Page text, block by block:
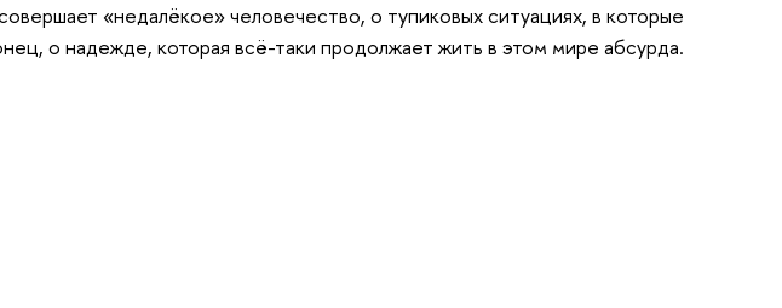
«недалёкое» человечество, о тупиковых ситуациях, в которые
о надежде, которая всё-таки продолжает жить в этом мире абсурда.